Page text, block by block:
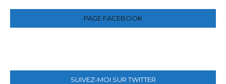
PAGE FACEBOOK
SUIVEZ-MOI SUR TWITTER